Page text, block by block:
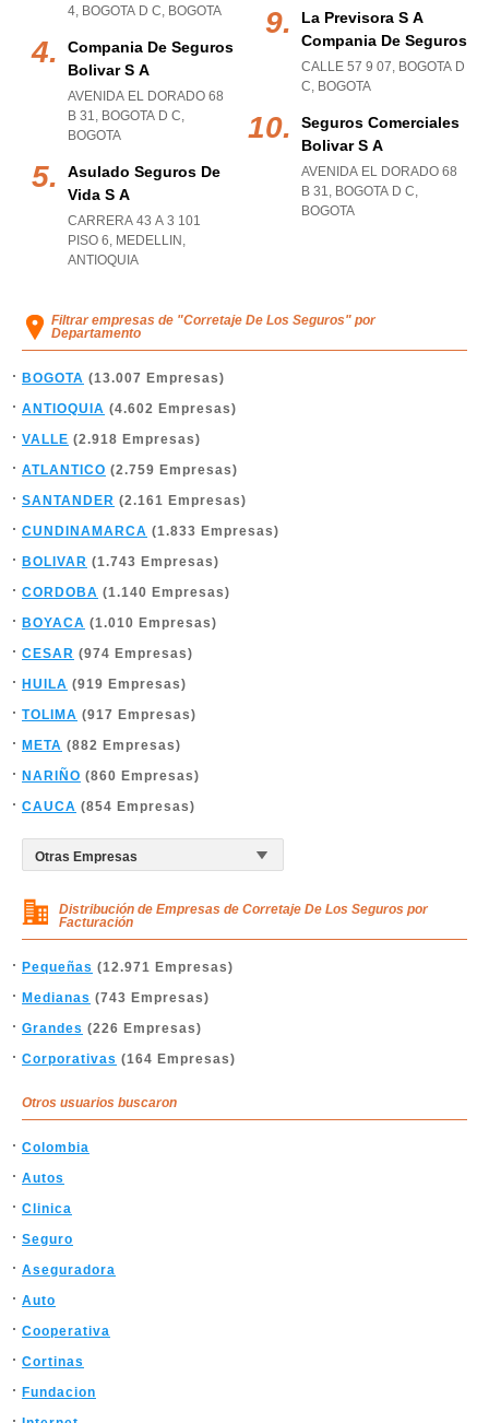
4, BOGOTA D C, BOGOTA
Compania De Seguros
Bolivar S A
AVENIDA EL DORADO 68
B 31, BOGOTA D C,
BOGOTA
Asulado Seguros De
Vida S A
CARRERA 43 A 3 101
PISO 6, MEDELLIN ,
ANTIOQUIA
La Previsora S A
Compania De Seguros
CALLE 57 9 07, BOGOTA D
C, BOGOTA
Seguros Comerciales
Bolivar S A
AVENIDA EL DORADO 68
B 31, BOGOTA D C,
BOGOTA
Filtrar empresas de "Corretaje De Los Seguros" por
Departamento
BOGOTA (13.007 Empresas)
ANTIOQUIA (4.602 Empresas)
VALLE (2.918 Empresas)
ATLANTICO (2.759 Empresas)
SANTANDER (2.161 Empresas)
CUNDINAMARCA (1.833 Empresas)
BOLIVAR (1.743 Empresas)
CORDOBA (1.140 Empresas)
BOYACA (1.010 Empresas)
CESAR (974 Empresas)
HUILA (919 Empresas)
TOLIMA (917 Empresas)
META (882 Empresas)
NARIÑO (860 Empresas)
CAUCA (854 Empresas)
Distribución de Empresas de Corretaje De Los Seguros por
Facturación
Pequeñas (12.971 Empresas)
Medianas (743 Empresas)
Grandes (226 Empresas)
Corporativas (164 Empresas)
Otros usuarios buscaron
Colombia
Autos
Clinica
Seguro
Aseguradora
Auto
Cooperativa
Cortinas
Fundacion